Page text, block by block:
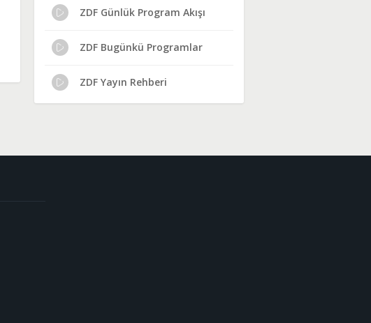
ZDF Günlük Program Akışı
ZDF Bugünkü Programlar
ZDF Yayın Rehberi